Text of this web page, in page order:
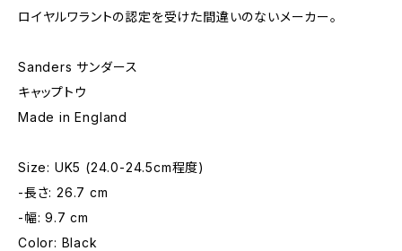
ロイヤルワラントの認定を受けた間違いのないメーカー。
Sanders サンダース
キャップトウ
Made in England
Size: UK5 (24.0-24.5cm程度)
-長さ: 26.7 cm
-幅: 9.7 cm
Color: Black